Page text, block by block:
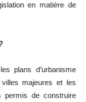
en matière de
plans d’urbanisme
majeures et les
permis de construire